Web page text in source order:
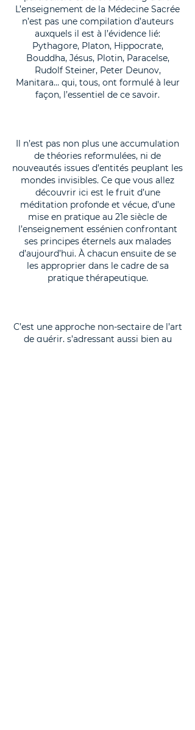
L’enseignement de la Médecine Sacrée
n’est pas une compilation d’auteurs
auxquels il est à l’évidence lié:
Pythagore, Platon, Hippocrate,
Bouddha, Jésus, Plotin, Paracelse,
Rudolf Steiner, Peter Deunov,
Manitara… qui, tous, ont formulé à leur
façon, l’essentiel de ce savoir.
Il n’est pas non plus une accumulation
de théories reformulées, ni de
nouveautés issues d’entités peuplant les
mondes invisibles. Ce que vous allez
découvrir ici est le fruit d’une
méditation profonde et vécue, d’une
mise en pratique au 21e siècle de
l’enseignement essénien confrontant
ses principes éternels aux malades
d’aujourd’hui. À chacun ensuite de se
les approprier dans le cadre de sa
pratique thérapeutique.
C’est une approche non-sectaire de l’art
de guérir, s’adressant aussi bien au